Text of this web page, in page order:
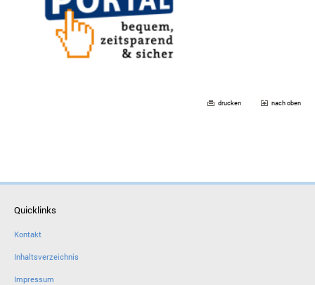
drucken nach oben
Quicklinks
Kontakt
Inhaltsverzeichnis
Impressum